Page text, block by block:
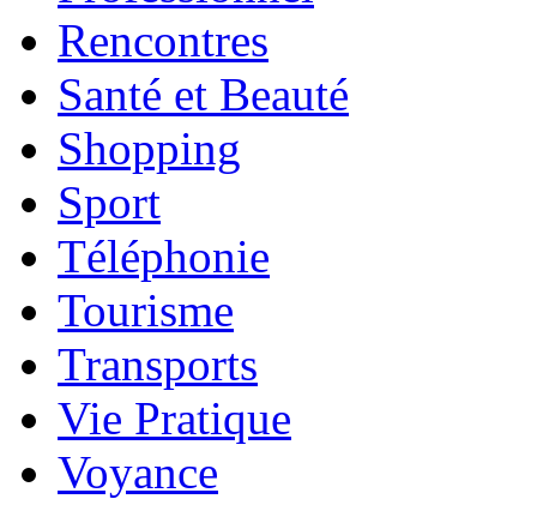
Rencontres
Santé et Beauté
Shopping
Sport
Téléphonie
Tourisme
Transports
Vie Pratique
Voyance